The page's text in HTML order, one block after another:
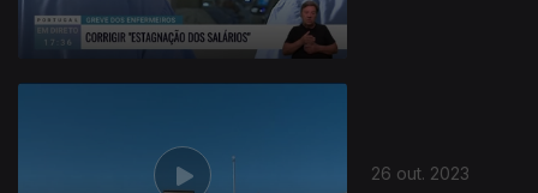
26 out. 2023